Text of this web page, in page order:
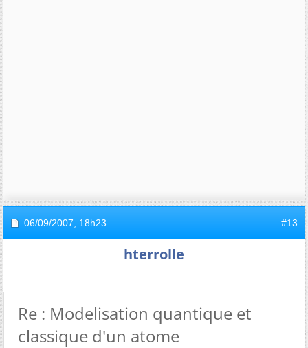
06/09/2007, 18h23 #13
hterrolle
Re : Modelisation quantique et
classique d'un atome